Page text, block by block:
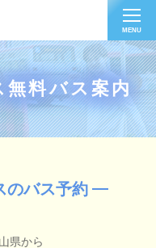
MENU
無料バス案内
のバス予約
県から